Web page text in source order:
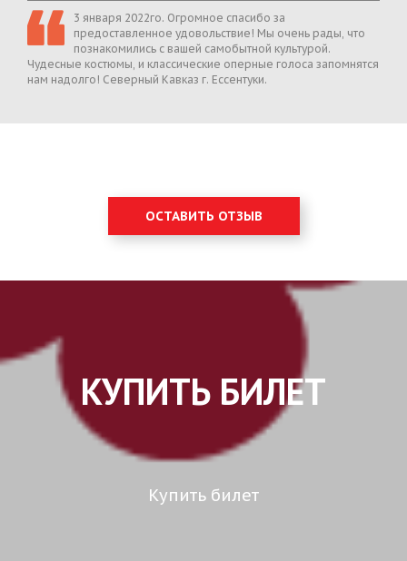
3 января 2022го. Огромное спасибо за
предоставленное удовольствие! Мы очень рады, что
познакомились с вашей самобытной культурой.
Чудесные костюмы, и классические оперные голоса запомнятся
нам надолго! Северный Кавказ г. Ессентуки.
ОСТАВИТЬ ОТЗЫВ
КУПИТЬ БИЛЕТ
Купить билет